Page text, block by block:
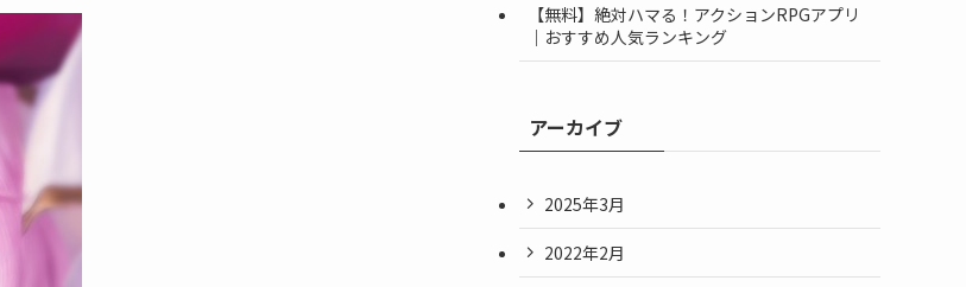
【無料】絶対ハマる！アクションRPGアプリ
｜おすすめ人気ランキング
アーカイブ
2025年3月
2022年2月